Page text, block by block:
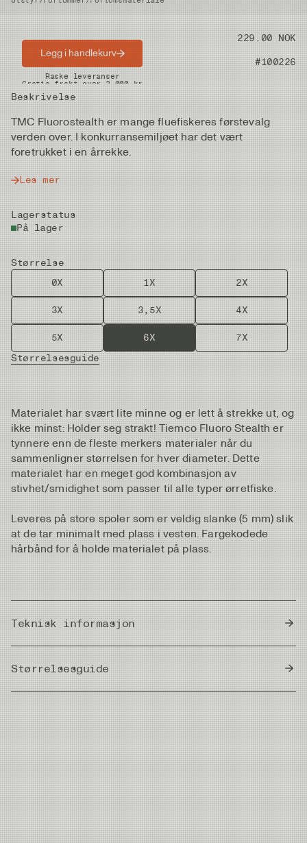
Pris 229.00 NOK
Artikkelnummer #100226
Beskrivelse
TMC Fluorostealth er mange fluefiskeres førstevalg
verden over. I konkurransemiljøet har det vært
foretrukket i en årrekke.
Les mer
Lagerstatus
På lager
Størrelse
0X
1X 2X
3X 3,5X 4X
5X 6X
7X
Størrelsesguide
Legg i handlekurv
Raske leveranser
Gratis frakt over 2.000 kr
Materialet har svært lite minne og er lett å strekke ut, og
ikke minst: Holder seg strakt! Tiemco Fluoro Stealth er
tynnere enn de fleste merkers materialer når du
sammenligner størrelsen for hver diameter. Dette
materialet har en meget god kombinasjon av
stivhet/smidighet som passer til alle typer ørretfiske.
Leveres på store spoler som er veldig slanke (5 mm) slik
at de tar minimalt med plass i vesten. Fargekodede
hårbånd for å holde materialet på plass.
Teknisk informasjon
Country of Origin Japan
Størrelsesguide
Meter/Cm|Fot/Tum
Diameter Strength Length/Spool
8X 0.09mm 0.7kg 50m
7X 0.10mm 0.9kg 50m